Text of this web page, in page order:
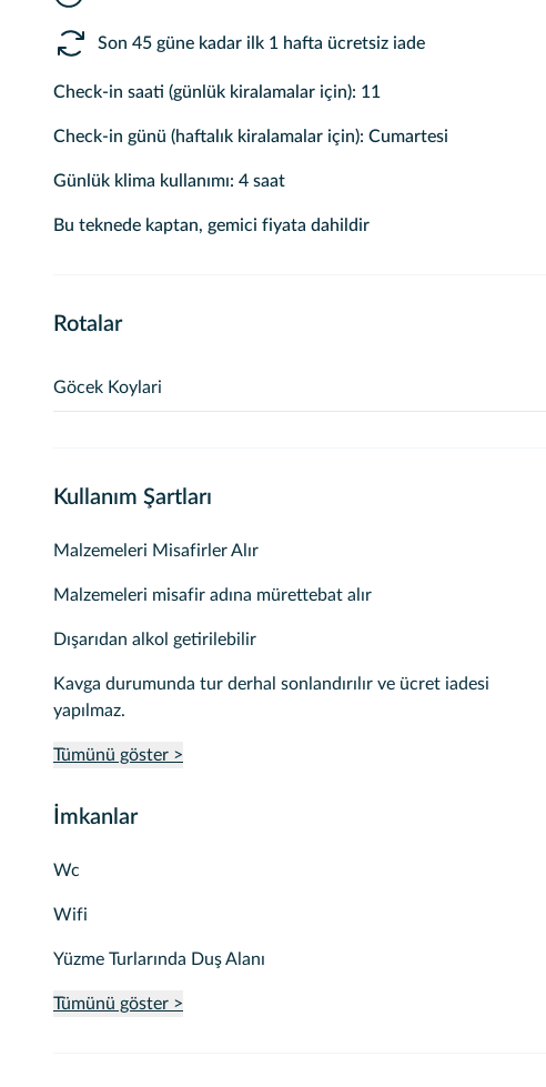
Son 45 güne kadar ilk 1 hafta ücretsiz iade
Check-in saati (günlük kiralamalar için): 11
Check-in günü (haftalık kiralamalar için): Cumartesi
Günlük klima kullanımı: 4 saat
Bu teknede kaptan, gemici fiyata dahildir
Rotalar
Göcek Koylari
Kullanım Şartları
Malzemeleri Misafirler Alır
Malzemeleri misafir adına mürettebat alır
Dışarıdan alkol getirilebilir
Kavga durumunda tur derhal sonlandırılır ve ücret iadesi
yapılmaz.
Tümünü göster >
İmkanlar
Wc
Wifi
Yüzme Turlarında Duş Alanı
Tümünü göster >